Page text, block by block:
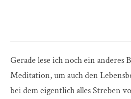
Gerade lese ich noch ein anderes
Meditation, um auch den
bei dem eigentlich alles Streben